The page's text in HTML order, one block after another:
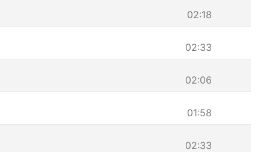
02:18
02:33
02:06
01:58
02:33